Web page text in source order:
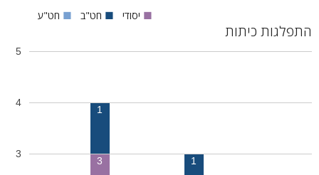
■ יסודי ■ חט"ב ■ חט"ע
התפלגות כיתות
3
4
5
3
1
1